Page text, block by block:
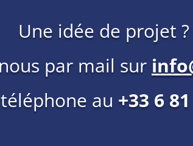
Une idée de projet ?
par mail sur
au +33 6